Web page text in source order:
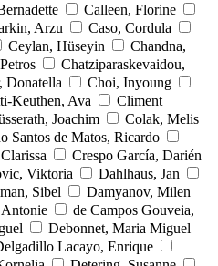
Calleen, Florine
Arzu
Caso, Cordula
Ceylan, Hüseyin
Chandna,
Chatziparaskevaidou,
Donatella
Choi, Inyoung
Keuthen, Ava
Climent
Joachim
Colak, Melis
Santos de Matos, Ricardo
Crespo García, Darién
Viktoria
Dahlhaus, Jan
Sibel
Damyanov, Milen
de Campos Gouveia,
Debonnet, Maria Miguel
Lacayo, Enrique